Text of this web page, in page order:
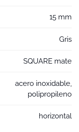
15 mm
Gris
SQUARE mate
acero inoxidable,
polipropileno
horizontal